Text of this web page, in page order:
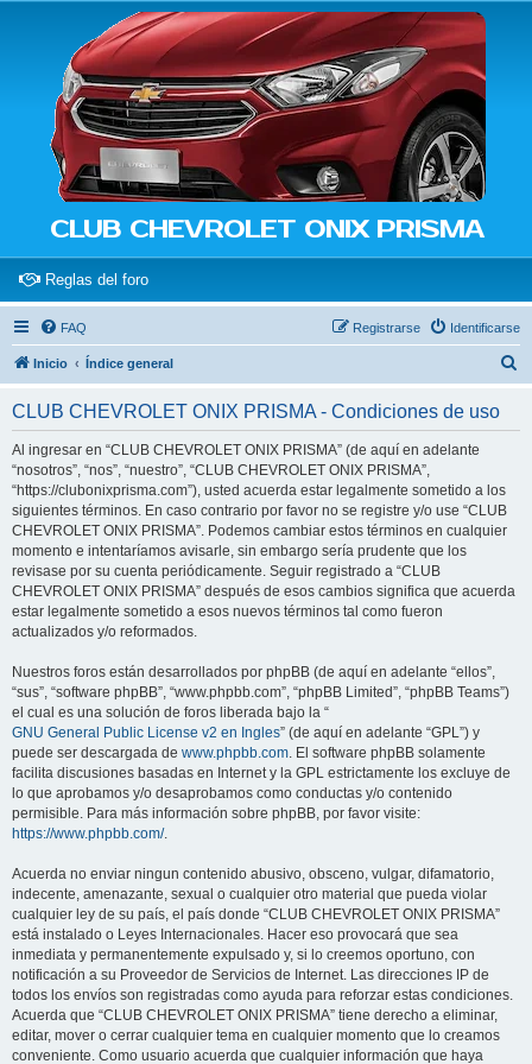
CLUB CHEVROLET ONIX PRISMA
Reglas del foro(Opens a new tab)
FAQ Identificarse
Registrarse
Inicio Índice general
CLUB CHEVROLET ONIX PRISMA - Condiciones de uso
Al ingresar en “CLUB CHEVROLET ONIX PRISMA” (de aquí en adelante
“nosotros”, “nos”, “nuestro”, “CLUB CHEVROLET ONIX PRISMA”,
“https://clubonixprisma.com”), usted acuerda estar legalmente sometido a los
siguientes términos. En caso contrario por favor no se registre y/o use “CLUB
CHEVROLET ONIX PRISMA”. Podemos cambiar estos términos en cualquier
momento e intentaríamos avisarle, sin embargo sería prudente que los
revisase por su cuenta periódicamente. Seguir registrado a “CLUB
CHEVROLET ONIX PRISMA” después de esos cambios significa que acuerda
estar legalmente sometido a esos nuevos términos tal como fueron
actualizados y/o reformados.
Nuestros foros están desarrollados por phpBB (de aquí en adelante “ellos”,
“sus”, “software phpBB”, “www.phpbb.com”, “phpBB Limited”, “phpBB Teams”)
el cual es una solución de foros liberada bajo la “
GNU General Public License v2 en Ingles” (de aquí en adelante “GPL”) y
puede ser descargada de www.phpbb.com. El software phpBB solamente
facilita discusiones basadas en Internet y la GPL estrictamente los excluye de
lo que aprobamos y/o desaprobamos como conductas y/o contenido
permisible. Para más información sobre phpBB, por favor visite:
https://www.phpbb.com/.
Acuerda no enviar ningun contenido abusivo, obsceno, vulgar, difamatorio,
indecente, amenazante, sexual o cualquier otro material que pueda violar
cualquier ley de su país, el país donde “CLUB CHEVROLET ONIX PRISMA”
está instalado o Leyes Internacionales. Hacer eso provocará que sea
inmediata y permanentemente expulsado y, si lo creemos oportuno, con
notificación a su Proveedor de Servicios de Internet. Las direcciones IP de
todos los envíos son registradas como ayuda para reforzar estas condiciones.
Acuerda que “CLUB CHEVROLET ONIX PRISMA” tiene derecho a eliminar,
editar, mover o cerrar cualquier tema en cualquier momento que lo creamos
conveniente. Como usuario acuerda que cualquier información que haya